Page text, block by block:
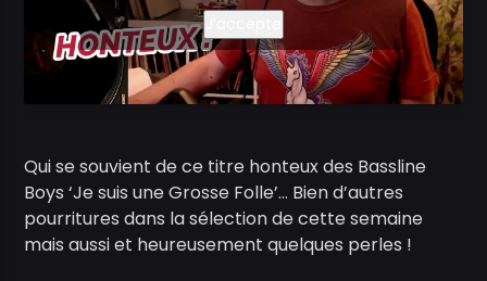
Qui se souvient de ce titre honteux des Bassline
Boys ‘Je suis une Grosse Folle’… Bien d’autres
pourritures dans la sélection de cette semaine
mais aussi et heureusement quelques perles !